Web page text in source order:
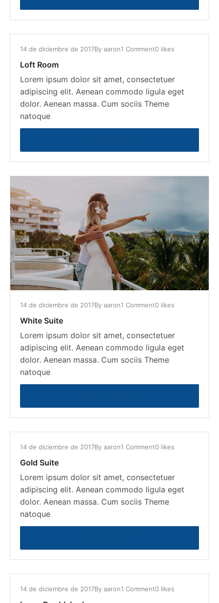
14 de diciembre de 2017By aaron1 Comment0 likes
Loft Room
Lorem ipsum dolor sit amet, consectetuer
adipiscing elit. Aenean commodo ligula eget
dolor. Aenean massa. Cum sociis Theme
natoque
14 de diciembre de 2017By aaron1 Comment0 likes
White Suite
Lorem ipsum dolor sit amet, consectetuer
adipiscing elit. Aenean commodo ligula eget
dolor. Aenean massa. Cum sociis Theme
natoque
14 de diciembre de 2017By aaron1 Comment0 likes
Gold Suite
Lorem ipsum dolor sit amet, consectetuer
adipiscing elit. Aenean commodo ligula eget
dolor. Aenean massa. Cum sociis Theme
natoque
14 de diciembre de 2017By aaron1 Comment0 likes